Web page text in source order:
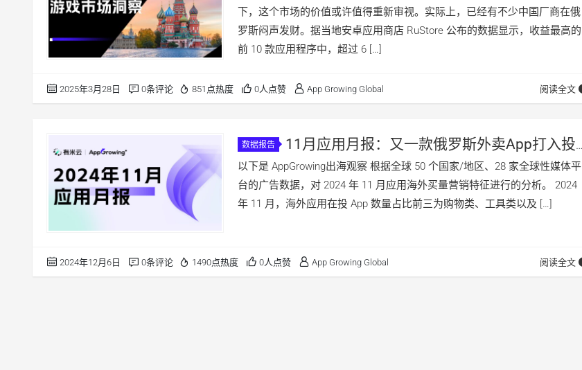
下，这个市场的价值或许值得重新审视。实际上，已经有不少中国厂商在俄
罗斯闷声发财。据当地安卓应用商店 RuStore 公布的数据显示，收益最高的
前 10 款应用程序中，超过 6 […]
2025年3月28日 0条评论 851点热度 0人点赞 App Growing Global 阅读全文
数据报告
11月应用月报：又一款俄罗斯外卖App打入投
放榜，AI工具、短剧等细分品类投放洞察
以下是 AppGrowing出海观察 根据全球 50 个国家/地区、28 家全球性媒体平
台的广告数据，对 2024 年 11 月应用海外买量营销特征进行的分析。 2024
年 11 月，海外应用在投 App 数量占比前三为购物类、工具类以及 […]
2024年12月6日 0条评论 1490点热度 0人点赞 App Growing Global 阅读全文